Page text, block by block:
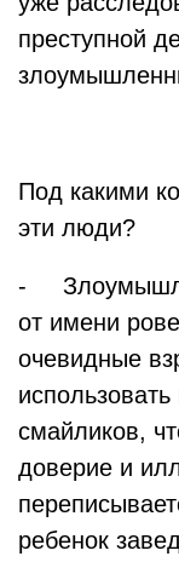
преступной
Под какими
эти люди?
-
от имени
очевидные
смайликов,
доверие и
ребенок